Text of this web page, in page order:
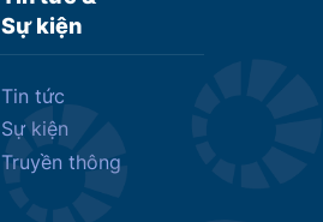
Sự kiện
Tin tức
Sự kiện
Truyền thông